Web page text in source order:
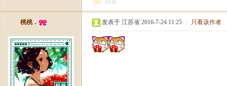
回复
桃桃． 发表于 江苏省 2016-7-24 11:25 只看该作者